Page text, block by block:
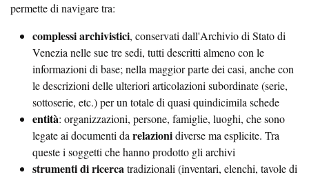
permette di navigare tra:
complessi archivistici, conservati dall'Archivio di Stato di
Venezia nelle sue tre sedi, tutti descritti almeno con le
informazioni di base; nella maggior parte dei casi, anche con
le descrizioni delle ulteriori articolazioni subordinate (serie,
sottoserie, etc.) per un totale di quasi quindicimila schede
entità: organizzazioni, persone, famiglie, luoghi, che sono
legate ai documenti da relazionidiverse ma esplicite. Tra
queste i soggetti che hanno prodotto gli archivi
strumenti di ricercatradizionali (inventari, elenchi, tavole di